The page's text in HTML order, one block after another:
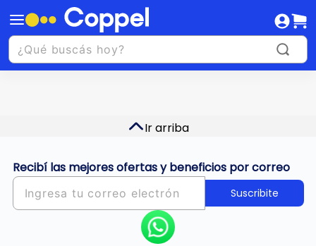
Ir arriba
Recibí las mejores ofertas y beneficios por correo
Suscribite